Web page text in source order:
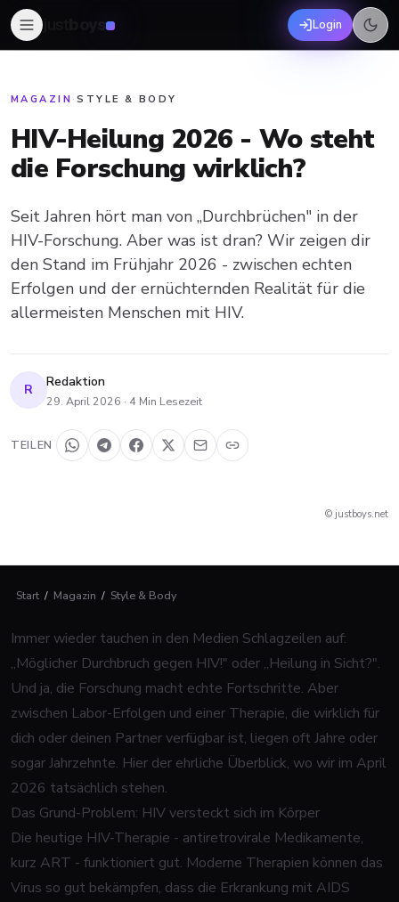
boys Login
MAGAZIN ·STYLE & BODY
HIV-Heilung 2026 - Wo steht
die Forschung wirklich?
Seit Jahren hört man von „Durchbrüchen" in der
HIV-Forschung. Aber was ist dran? Wir zeigen dir
den Stand im Frühjahr 2026 - zwischen echten
Erfolgen und der ernüchternden Realität für die
allermeisten Menschen mit HIV.
R Redaktion
29. April 2026 · 4 Min Lesezeit
TEILEN
© justboys.net
Start / Magazin / Style & Body
Immer wieder tauchen in den Medien Schlagzeilen auf:
„Möglicher Durchbruch gegen HIV!" oder „Heilung in Sicht?".
Und ja, die Forschung macht echte Fortschritte. Aber
zwischen Labor-Erfolgen und einer Therapie, die wirklich für
dich oder deinen Partner verfügbar ist, liegen oft Jahre oder
sogar Jahrzehnte. Hier der ehrliche Überblick, wo wir im April
2026 tatsächlich stehen.
Das Grund-Problem: HIV versteckt sich im Körper
Die heutige HIV-Therapie - antiretrovirale Medikamente,
kurz ART - funktioniert gut. Moderne Therapien können das
Virus so gut bekämpfen, dass die Erkrankung mit AIDS